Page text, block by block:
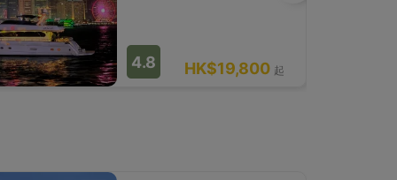
4.8 HK$19,800 起